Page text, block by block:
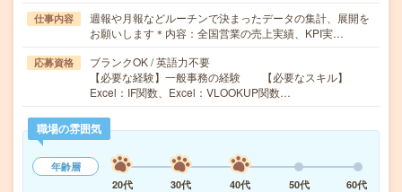
仕事内容
週報や月報などルーチンで決まったデータの集計、展開を
お願いします＊内容：全国営業の売上実績、KPI実…
応募資格
ブランクOK / 英語力不要
【必要な経験】一般事務の経験 【必要なスキル】
Excel：IF関数、Excel：VLOOKUP関数…
職場の雰囲気
年齢層
20代
30代 40代 50代
60代